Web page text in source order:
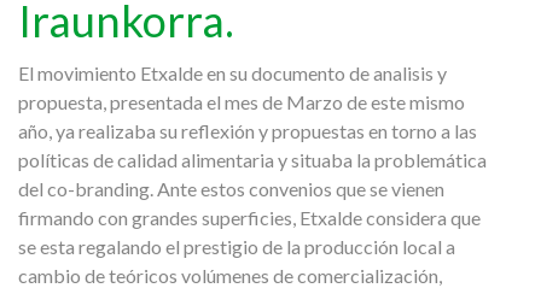
Iraunkorra.
El movimiento Etxalde en su documento de analisis y
propuesta, presentada el mes de Marzo de este mismo
año, ya realizaba su reflexión y propuestas en torno a las
políticas de calidad alimentaria y situaba la problemática
del co-branding. Ante estos convenios que se vienen
firmando con grandes superficies, Etxalde considera que
se esta regalando el prestigio de la producción local a
cambio de teóricos volúmenes de comercialización,